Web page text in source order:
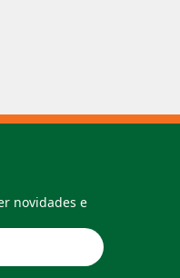
novidades e